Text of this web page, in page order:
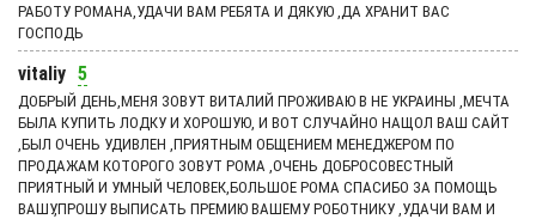
РАБОТУ РОМАНА,УДАЧИ ВАМ РЕБЯТА И ДЯКУЮ ,ДА ХРАНИТ ВАС
ГОСПОДЬ
vitaliy 5
ДОБРЫЙ ДЕНЬ,МЕНЯ ЗОВУТ ВИТАЛИЙ ПРОЖИВАЮ В НЕ УКРАИНЫ ,МЕЧТА
БЫЛА КУПИТЬ ЛОДКУ И ХОРОШУЮ, И ВОТ СЛУЧАЙНО НАЩОЛ ВАШ САЙТ
,БЫЛ ОЧЕНЬ УДИВЛЕН ,ПРИЯТНЫМ ОБЩЕНИЕМ МЕНЕДЖЕРОМ ПО
ПРОДАЖАМ КОТОРОГО ЗОВУТ РОМА ,ОЧЕНЬ ДОБРОСОВЕСТНЫЙ
ПРИЯТНЫЙ И УМНЫЙ ЧЕЛОВЕК,БОЛЬШОЕ РОМА СПАСИБО ЗА ПОМОЩЬ
ВАШУ,ПРОШУ ВЫПИСАТЬ ПРЕМИЮ ВАШЕМУ РОБОТНИКУ ,УДАЧИ ВАМ И